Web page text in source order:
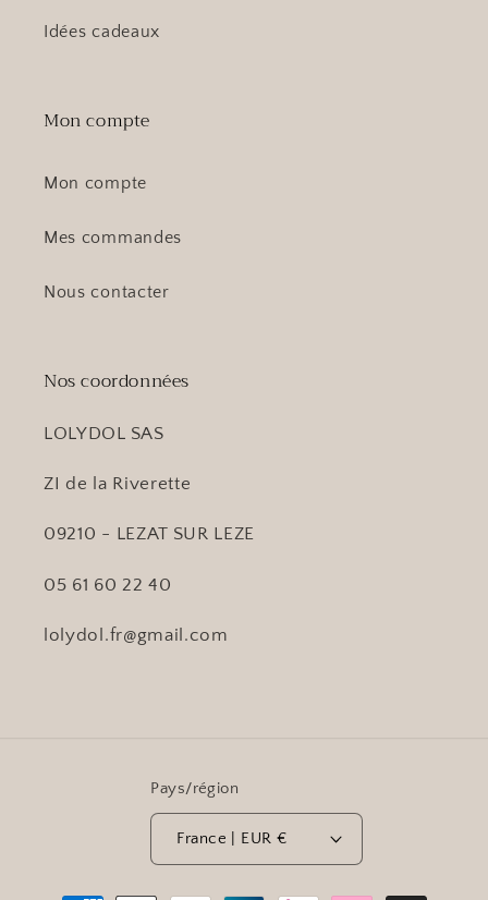
Idées cadeaux
Mon compte
Mon compte
Mes commandes
Nous contacter
Nos coordonnées
LOLYDOL SAS
ZI de la Riverette
09210 - LEZAT SUR LEZE
05 61 60 22 40
lolydol.fr@gmail.com
Pays/région
France | EUR €